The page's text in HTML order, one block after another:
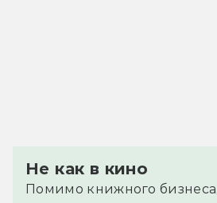
Не как в кино
Помимо книжного